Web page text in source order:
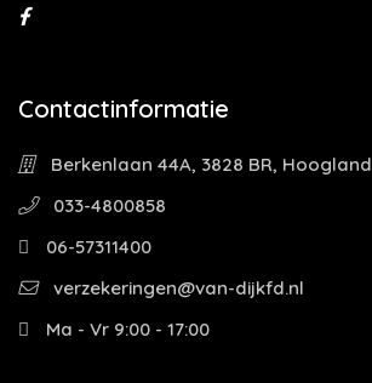
Contactinformatie
Berkenlaan 44A, 3828 BR, Hoogland
033-4800858
06-57311400
verzekeringen@van-dijkfd.nl
Ma - Vr 9:00 - 17:00